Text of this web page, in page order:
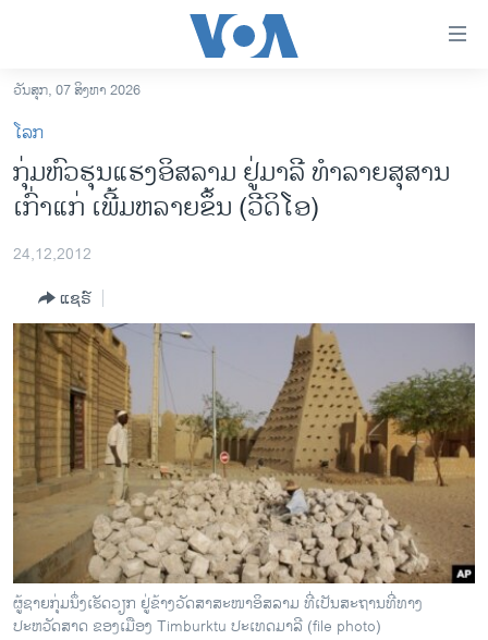
ເຂົ້າ
ຫາ
ຂ້າມ
ຂ້າມ
ຂ້າມ
ຫາ
ລາວ
ອາເມຣິກາ
ຂ່າວ​ຈີນ
ໂລກ
ເອເຊຍ
ອິດສະຫຼະພາບດ້ານການຂ່າວ
ຊີວິດຊາວລາວ
ຊຸມຊົນຊາວລາວ
ວິທະຍາສາດ-ເທັກໂນໂລຈີ
ທຸລະກິດ
ພາສາອັງກິດ
ວີດີໂອ
ວັນສຸກ, 07 ສິງຫາ 2026
ໂລກ
ກຸ່ມຫົວຮຸນແຮງອິສລາມ ຢູ່ມາລີ ທໍາລາຍສຸສານ
ເກົ່າແກ່ ເພີ້ມຫລາຍຂຶ້ນ (ວີດິໂອ)
24,12,2012
ແຊຣ໌
ຜູ້ຊາຍກຸ່ມນຶ່ງເຮັດວຽກ ຢູ່ຂ້າງວັດສາສະໜາອິສລາມ ທີ່ເປັນສະຖານທີ່ທາງ
ປະຫວັດສາດ ຂອງເມືອງ Timburktu ປະເທດມາລີ (file photo)